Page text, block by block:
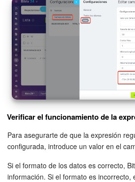
Verificar el funcionamiento de la
Para asegurarte de que la expresión
configurada, introduce un valor en el
Si el formato de los datos es correcto,
información. Si el formato es incorrecto,